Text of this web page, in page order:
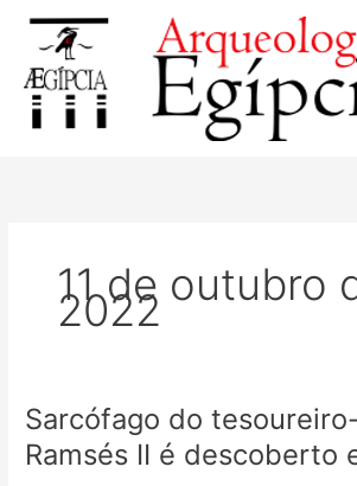
conteúdo
11 de outubro
2022
Sarcófago do
Ramsés II é descoberto